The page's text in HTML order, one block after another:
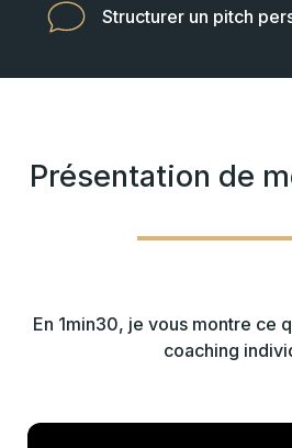
Structurer un pitch
Présentation de
En 1min30, je vous montre ce
coaching